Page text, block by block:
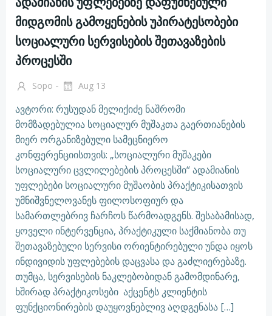
მიდგომის გამოყენების უპირატესობები
სოციალური სერვისების შეთავაზების
პროცესში
Sopo - Aug 13
ავტორი: რუსუდან მელიქიძე ნაშრომი
მომზადებულია სოციალურ მუშაკთა გაერთიანების
მიერ ორგანიზებული სამეცნიერო
კონფერენციისთვის: „სოციალური მუშაკები
სოციალური ცვლილებების პროცესში“ ადამიანის
უფლებები სოციალური მუშაობის პრაქტიკისათვის
უმნიშვნელოვანეს ფილოსოფიურ და
სამართლებრივ ჩარჩოს წარმოადგენს. შესაბამისად,
ყოველი ინტერვენცია, პრაქტიკული საქმიანობა თუ
შეთავაზებული სერვისი ორიენტირებული უნდა იყოს
ინდივიდის უფლებების დაცვასა და გაძლიერებაზე.
თუმცა, სერვისების ნაკლებობიდან გამომდინარე,
ხშირად პრაქტიკოსები აქცენტს კლიენტის
ფუნქციონირების დაუყოვნებლივ აღდგენასა […]